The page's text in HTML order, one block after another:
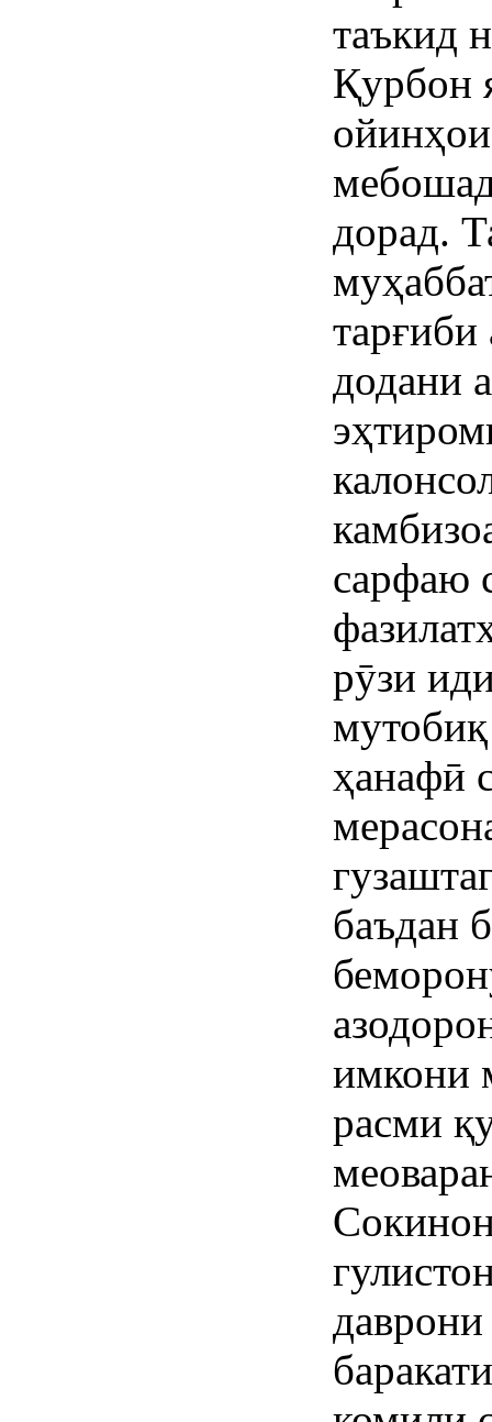
таъкид
Қурбон
дорад.
додани
сарфаю
рӯзи
ҳанафӣ
баъдан
имкони
расми